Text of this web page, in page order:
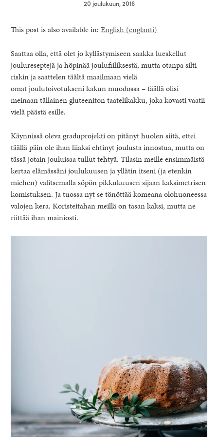
healthy living + good
20 joulukuun, 2016
This post is also available in:English (englanti)
Saattaa olla, että olet jo kyllästymiseen saakka lueskellut
joulureseptejä ja höpinää joulufiiliksestä, mutta otanpa silti
riskin ja saattelen täältä maailmaan vielä
omat joulutoivotukseni kakun muodossa – täällä olisi
meinaan tällainen gluteeniton taatelikakku, joka kovasti vaatii
vielä päästä esille.
Käynnissä oleva graduprojekti on pitänyt huolen siitä, ettei
täällä päin ole ihan liiaksi ehtinyt joulusta innostua, mutta on
tässä jotain jouluisaa tullut tehtyä. Tilasin meille ensimmäistä
kertaa elämässäni joulukuusen ja yllätin itseni (ja etenkin
miehen) valitsemalla söpön pikkukuusen sijaan kaksimetrisen
komistuksen. Ja tuossa nyt se tönöttää komeana olohuoneessa
valojen kera. Koristeitahan meillä on tasan kaksi, mutta ne
riittää ihan mainiosti.